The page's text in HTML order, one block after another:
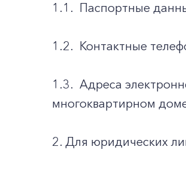
1.1. Паспортные
1.2. Контактные
1.3. Адреса
многоквартирном
2. Для юридических